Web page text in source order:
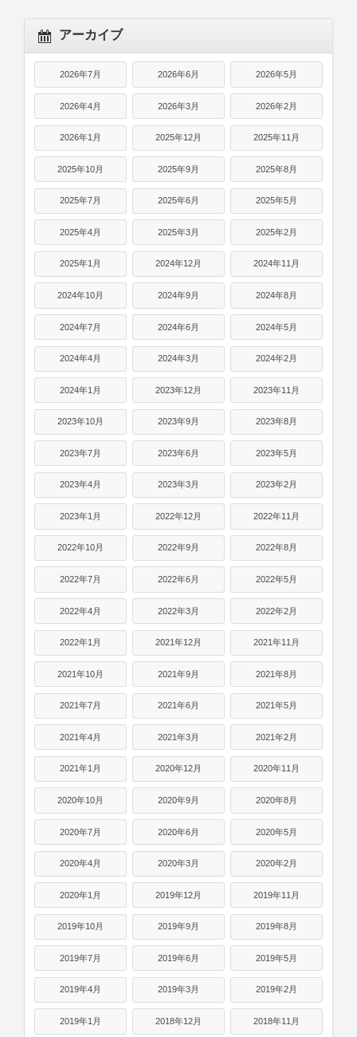
アーカイブ
2026年7月 2026年6月 2026年5月
2026年4月 2026年3月 2026年2月
2026年1月 2025年12月 2025年11月
2025年10月 2025年9月 2025年8月
2025年7月 2025年6月 2025年5月
2025年4月 2025年3月 2025年2月
2025年1月 2024年12月 2024年11月
2024年10月 2024年9月 2024年8月
2024年7月 2024年6月 2024年5月
2024年4月 2024年3月 2024年2月
2024年1月 2023年12月 2023年11月
2023年10月 2023年9月 2023年8月
2023年7月 2023年6月 2023年5月
2023年4月 2023年3月 2023年2月
2023年1月 2022年12月 2022年11月
2022年10月 2022年9月 2022年8月
2022年7月 2022年6月 2022年5月
2022年4月 2022年3月 2022年2月
2022年1月 2021年12月 2021年11月
2021年10月 2021年9月 2021年8月
2021年7月 2021年6月 2021年5月
2021年4月 2021年3月 2021年2月
2021年1月 2020年12月 2020年11月
2020年10月 2020年9月 2020年8月
2020年7月 2020年6月 2020年5月
2020年4月 2020年3月 2020年2月
2020年1月 2019年12月 2019年11月
2019年10月 2019年9月 2019年8月
2019年7月 2019年6月 2019年5月
2019年4月 2019年3月 2019年2月
2019年1月 2018年12月 2018年11月